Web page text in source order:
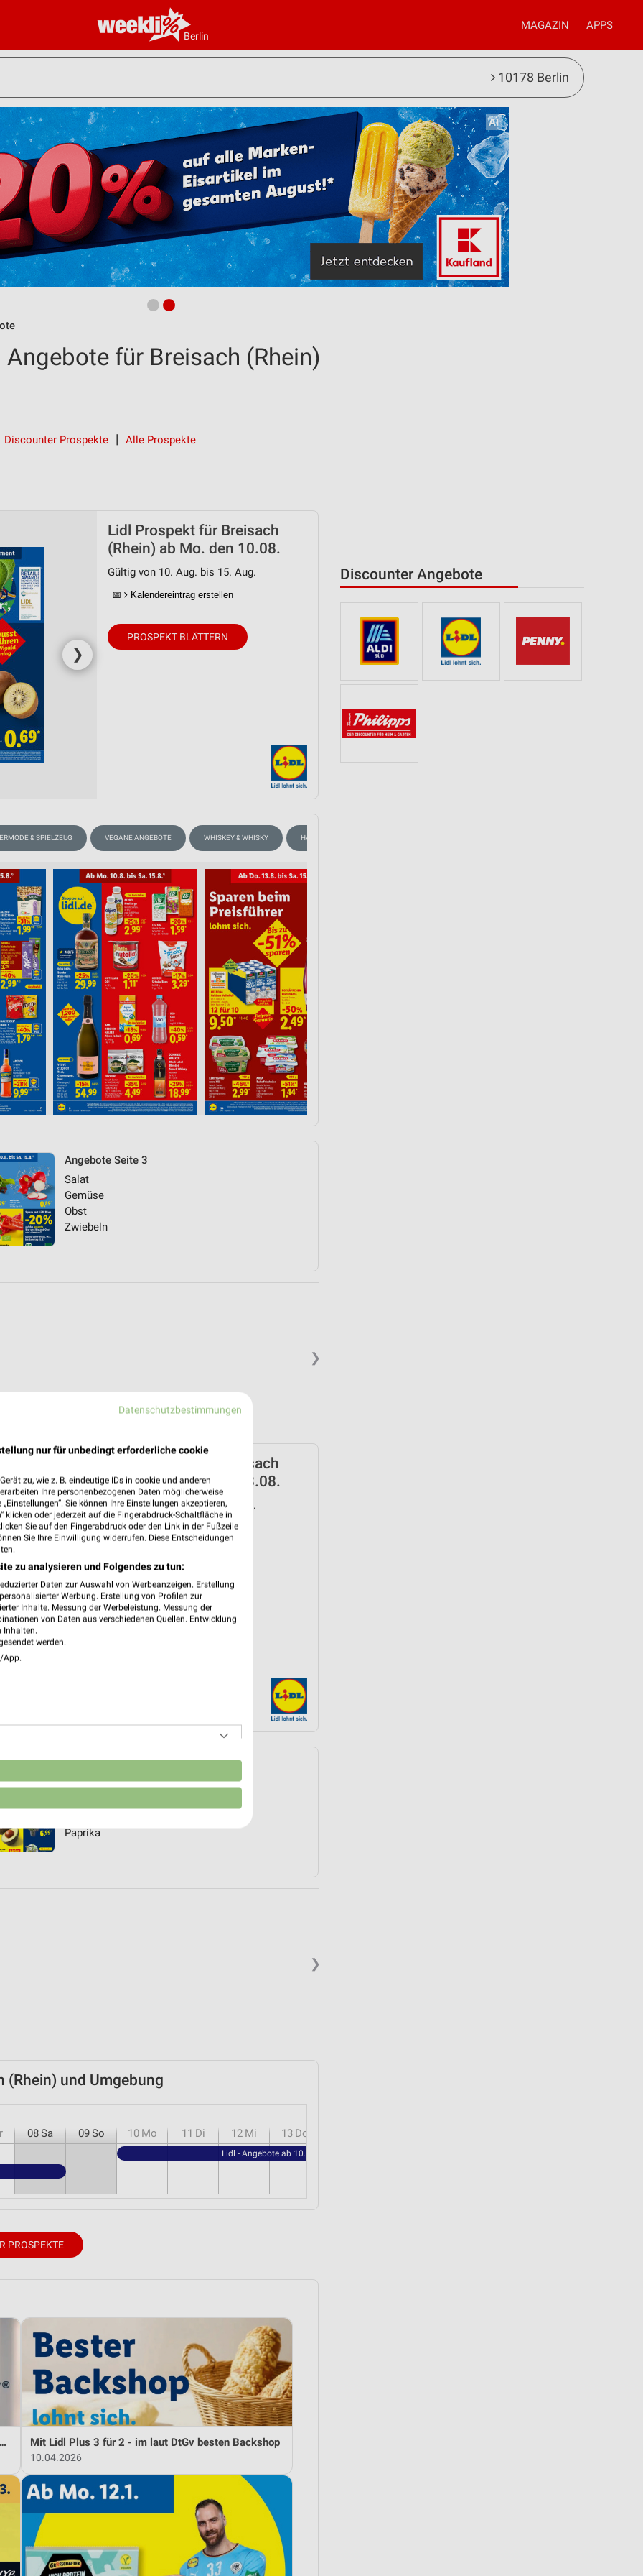
Berlin
MAGAZIN APPS
10178 Berlin
Discounter Angebote
für Breisach (Rhein)
Discounter Prospekte Alle Prospekte
❯
Lidl Prospekt für Breisach
(Rhein) ab Mo. den 10.08.
Gültig von 10. Aug. bis 15. Aug.
📅 Kalendereintrag erstellen
PROSPEKT BLÄTTERN
& SPIELZEUG VEGANE ANGEBOTE WHISKEY & WHISKY HANDY & SMARTPHONE
Angebote Seite 3
Salat
Gemüse
Obst
Zwiebeln
❯
❯
Lidl Prospekt für Breisach
(Rhein) ab Mo. den 03.08.
Gültig von 03. Aug. bis 08. Aug.
📅 Kalendereintrag erstellen
PROSPEKT BLÄTTERN
LAN
Paprika
❯
(Rhein) und Umgebung
08Sa 09So 10 Mo 11 Di 12 Mi 13 Do
Lidl - Angebote ab 10.08.
PROSPEKTE
Erlebe mit Lidl und Andre Agassi die neuesten Silvercrest Küchengeräte Mit Lidl Plus 3 für 2 - im laut DtGv besten Backshop
10.04.2026
Datenschutzbestimmungen
nur für unbedingt erforderliche cookie
zu, wie z. B. eindeutige IDs in cookie und anderen
Ihre personenbezogenen Daten möglicherweise
Sie können Ihre Einstellungen akzeptieren,
klicken oder jederzeit auf die Fingerabdruck-Schaltfläche in
Sie auf den Fingerabdruck oder den Link in der Fußzeile
Sie Ihre Einwilligung widerrufen. Diese Entscheidungen
zu analysieren und Folgendes zu tun:
Daten zur Auswahl von Werbeanzeigen. Erstellung
Werbung. Erstellung von Profilen zur
Inhalte. Messung der Werbeleistung. Messung der
von Daten aus verschiedenen Quellen. Entwicklung
Inhalten.
werden.
App.
Daten aus verschiedenen